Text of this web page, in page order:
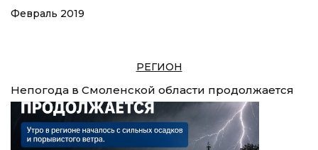
Февраль 2019
РЕГИОН
Непогода в Смоленской области продолжается